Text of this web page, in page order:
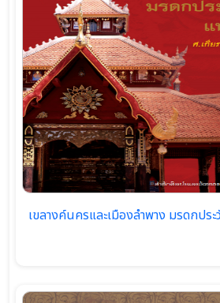
เขลางค์นครและเมืองลำพาง มรดกปร